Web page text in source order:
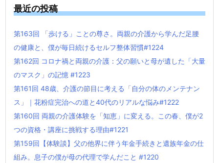
最近の投稿
第163回 「歩ける」ことの尊さ。両親の介護から学んだ足腰
の健康と、僕が毎日続けるセルフ整体習慣#1224
第162回 コロナ禍と両親の介護：父の願いと母が遺した「大量
のマスク」の記憶 #1223
第161回 48歳、介護の節目に考える「自分の体のメンテナン
ス」｜花粉症完治への道と40代のリアルな悩み#1222
第160回 両親の介護体験を「知恵」に変える。この春、僕が2
つの資格・講座に挑戦する理由#1221
第159回【体験談】父の他界に伴う年金手続きと遺族年金の仕
組み。息子の僕が母の代理で学んだこと #1220